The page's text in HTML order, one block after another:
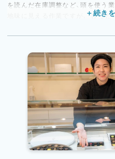
を読んだ在庫調整など、頭を使う
地味に見える作業ですが、「ぴった
タッフが多く、仕事が肌に合う方
ながら働けるのも、この職場なら